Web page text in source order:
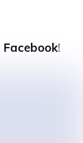
Facebook!